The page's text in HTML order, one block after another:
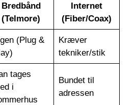
Bredbånd
(Telmore)
Internet
(Fiber/Coax)
(Plug &
Kræver
tekniker/stik
tages
i
Bundet til
adressen